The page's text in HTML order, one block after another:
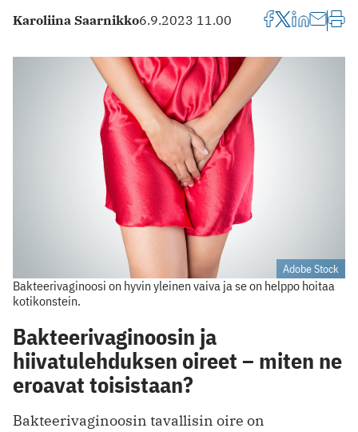
Karoliina Saarnikko6.9.2023 11.00
Adobe Stock
Bakteerivaginoosi on hyvin yleinen vaiva ja se on helppo hoitaa
kotikonstein.
Bakteerivaginoosin ja
hiivatulehduksen oireet – miten ne
eroavat toisistaan?
Bakteerivaginoosin tavallisin oire on